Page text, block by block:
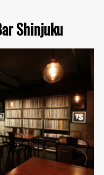
Shinjuku